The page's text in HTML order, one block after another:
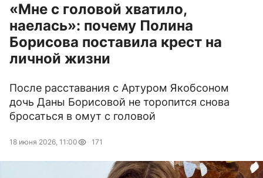
«Мне с головой хватило,
наелась»: почему Полина
Борисова поставила крест на
личной жизни
После расставания с Артуром Якобсоном
дочь Даны Борисовой не торопится снова
бросаться в омут с головой
18 июня 2026, 11:00 171